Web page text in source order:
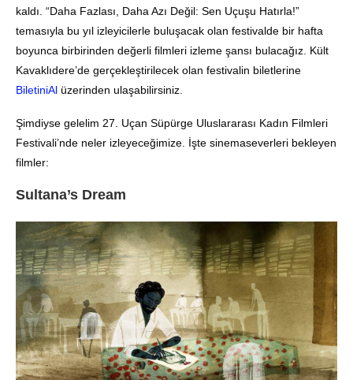
kaldı. “Daha Fazlası, Daha Azı Değil: Sen Uçuşu Hatırla!”
temasıyla bu yıl izleyicilerle buluşacak olan festivalde bir hafta
boyunca birbirinden değerli filmleri izleme şansı bulacağız. Kült
Kavaklıdere’de gerçekleştirilecek olan festivalin biletlerine
BiletiniAl üzerinden ulaşabilirsiniz.
Şimdiyse gelelim 27. Uçan Süpürge Uluslararası Kadın Filmleri
Festivali’nde neler izleyeceğimize. İşte sinemaseverleri bekleyen
filmler:
Sultana’s Dream